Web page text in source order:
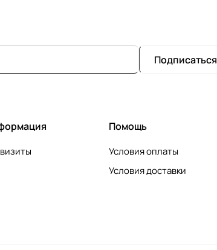
Подписаться
Помощь
Условия оплаты
Условия доставки